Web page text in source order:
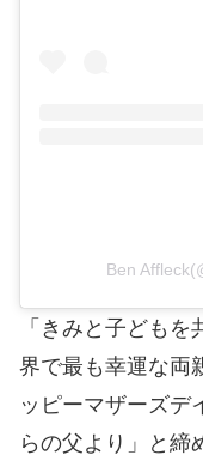
Ben
「きみと子ども
界で最も幸運な両
ッピーマザーズデ
らの父より」と締